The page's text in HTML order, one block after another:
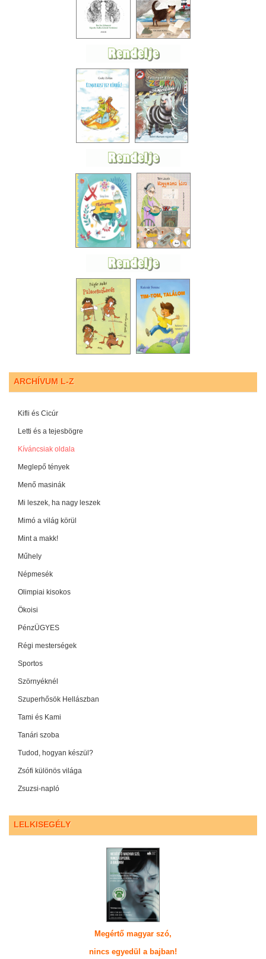
ARCHÍVUM L-Z
Kifli és Cicúr
Letti és a tejesbögre
Kíváncsiak oldala
Meglepő tények
Menő masinák
Mi leszek, ha nagy leszek
Mimó a világ körül
Mint a makk!
Műhely
Népmesék
Olimpiai kisokos
Ökoisi
PénzÜGYES
Régi mesterségek
Sportos
Szörnyéknél
Szuperhősök Hellászban
Tami és Kami
Tanári szoba
Tudod, hogyan készül?
Zsófi különös világa
Zsuzsi-napló
LELKISEGÉLY
Megértő magyar szó,
nincs egyedül a bajban!